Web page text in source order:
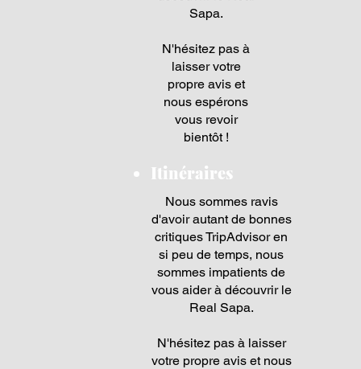
Sapa.
N'hésitez pas à
laisser votre
propre avis et
nous espérons
vous revoir
bientôt !
Itinéraires
Nous sommes ravis
d'avoir autant de bonnes
critiques TripAdvisor en
si peu de temps, nous
sommes impatients de
vous aider à découvrir le
Real Sapa.
N'hésitez pas à laisser
votre propre avis et nous